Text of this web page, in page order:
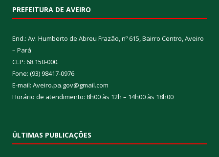
PREFEITURA DE AVEIRO
End.: Av. Humberto de Abreu Frazão, nº 615, Bairro Centro, Aveiro
– Pará
CEP: 68.150-000.
Fone: (93) 98417-0976
E-mail: Aveiro.pa.gov@gmail.com
Horário de atendimento: 8h00 às 12h – 14h00 às 18h00
ÚLTIMAS PUBLICAÇÕES